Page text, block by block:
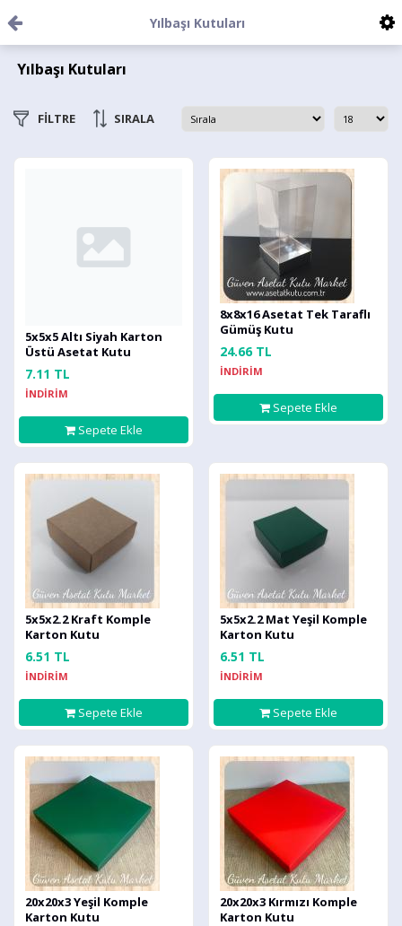
Yılbaşı Kutuları
Yılbaşı Kutuları
FİLTRE SIRALA
5x5x5 Altı Siyah Karton
Üstü Asetat Kutu
7.11 TL
İNDİRİM
Sepete Ekle
8x8x16 Asetat Tek Taraflı
Gümüş Kutu
24.66 TL
İNDİRİM
Sepete Ekle
5x5x2.2 Kraft Komple
Karton Kutu
6.51 TL
İNDİRİM
Sepete Ekle
5x5x2.2 Mat Yeşil Komple
Karton Kutu
6.51 TL
İNDİRİM
Sepete Ekle
20x20x3 Yeşil Komple
Karton Kutu
20x20x3 Kırmızı Komple
Karton Kutu